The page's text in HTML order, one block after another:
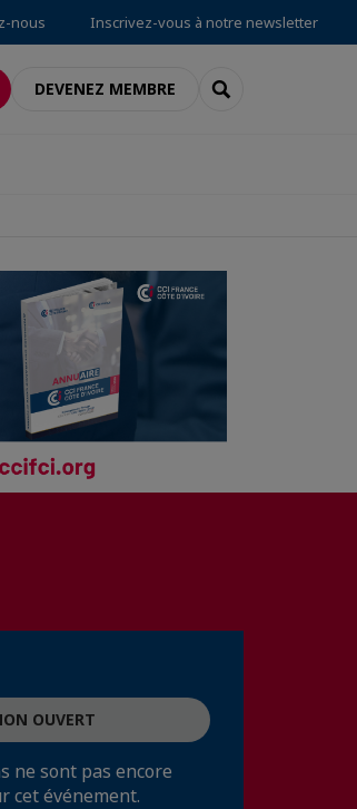
nous Inscrivez-vous à notre newsletter
DEVENEZ MEMBRE RECHERCHER
OUVERT
ne sont pas encore
cet événement.